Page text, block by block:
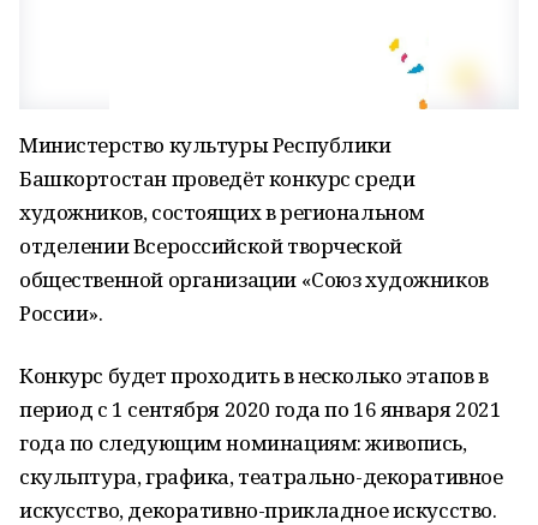
Министерство культуры Республики
Башкортостан проведёт конкурс среди
художников, состоящих в региональном
отделении Всероссийской творческой
общественной организации «Союз художников
России».
Конкурс будет проходить в несколько этапов в
период с 1 сентября 2020 года по 16 января 2021
года по следующим номинациям: живопись,
скульптура, графика, театрально-декоративное
искусство, декоративно-прикладное искусство.